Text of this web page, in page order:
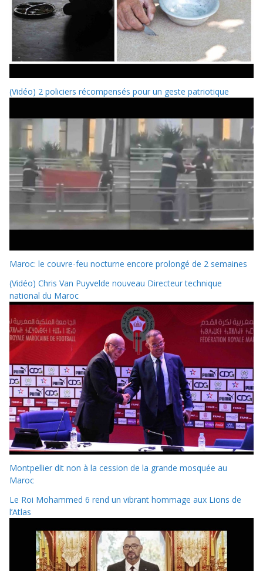
(Vidéo) 2 policiers récompensés pour un geste patriotique
Maroc: le couvre-feu nocturne encore prolongé de 2 semaines
(Vidéo) Chris Van Puyvelde nouveau Directeur technique
national du Maroc
Montpellier dit non à la cession de la grande mosquée au
Maroc
Le Roi Mohammed 6 rend un vibrant hommage aux Lions de
l’Atlas